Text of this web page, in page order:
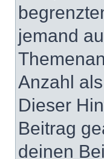
jemand
Anzahl
Dieser
Beitrag
deinen